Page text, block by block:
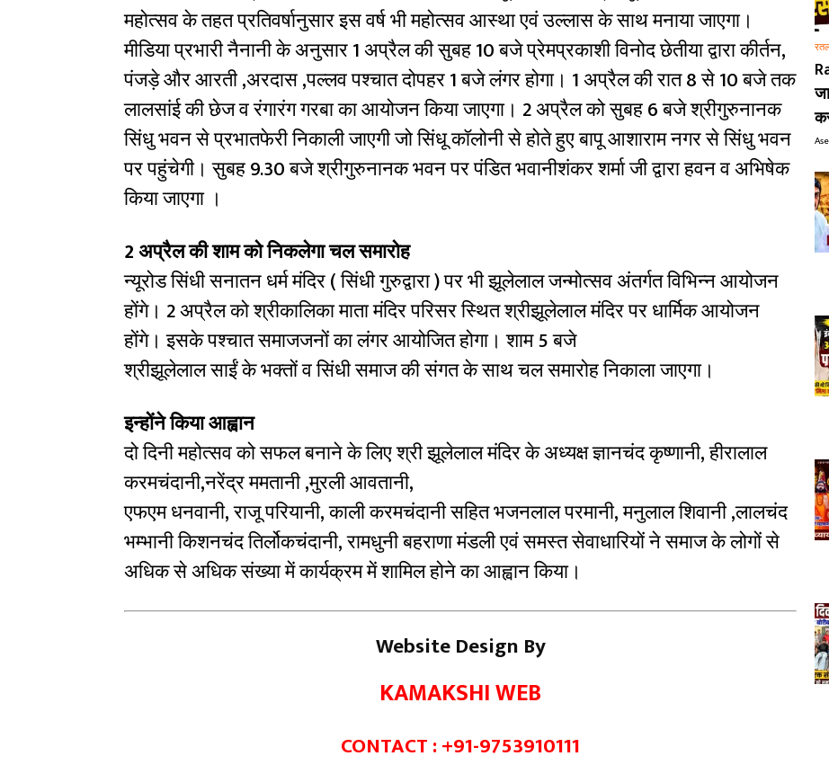
महोत्सव के तहत प्रतिवर्षानुसार इस वर्ष भी महोत्सव आस्था एवं उल्लास के साथ मनाया जाएगा।
मीडिया प्रभारी नैनानी के अनुसार 1 अप्रैल की सुबह 10 बजे प्रेमप्रकाशी विनोद छेतीया द्वारा कीर्तन,
पंजड़े और आरती ,अरदास ,पल्लव पश्चात दोपहर 1 बजे लंगर होगा। 1 अप्रैल की रात 8 से 10 बजे तक
लालसांई की छेज व रंगारंग गरबा का आयोजन किया जाएगा। 2 अप्रैल को सुबह 6 बजे श्रीगुरुनानक
सिंधु भवन से प्रभातफेरी निकाली जाएगी जो सिंधू कॉलोनी से होते हुए बापू आशाराम नगर से सिंधु भवन
पर पहुंचेगी। सुबह 9.30 बजे श्रीगुरुनानक भवन पर पंडित भवानीशंकर शर्मा जी द्वारा हवन व अभिषेक
किया जाएगा ।
2 अप्रैल की शाम को निकलेगा चल समारोह
न्यूरोड सिंधी सनातन धर्म मंदिर ( सिंधी गुरुद्वारा ) पर भी झूलेलाल जन्मोत्सव अंतर्गत विभिन्न आयोजन
होंगे। 2 अप्रैल को श्रीकालिका माता मंदिर परिसर स्थित श्रीझूलेलाल मंदिर पर धार्मिक आयोजन
होंगे। इसके पश्चात समाजजनों का लंगर आयोजित होगा। शाम 5 बजे
श्रीझूलेलाल साईं के भक्तों व सिंधी समाज की संगत के साथ चल समारोह निकाला जाएगा।
इन्होंने किया आह्वान
दो दिनी महोत्सव को सफल बनाने के लिए श्री झूलेलाल मंदिर के अध्यक्ष ज्ञानचंद कृष्णानी, हीरालाल
करमचंदानी,नरेंद्र ममतानी ,मुरली आवतानी,
एफएम धनवानी, राजू परियानी, काली करमचंदानी सहित भजनलाल परमानी, मनुलाल शिवानी ,लालचंद
भम्भानी किशनचंद तिर्लोकचंदानी, रामधुनी बहराणा मंडली एवं समस्त सेवाधारियों ने समाज के लोगों से
अधिक से अधिक संख्या में कार्यक्रम में शामिल होने का आह्वान किया।
Website Design By
KAMAKSHI WEB
CONTACT : +91-9753910111